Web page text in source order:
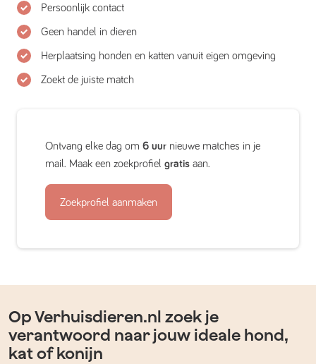
Persoonlijk contact
Geen handel in dieren
Herplaatsing honden en katten vanuit eigen omgeving
Zoekt de juiste match
Ontvang elke dag om 6 uur nieuwe matches in je
mail. Maak een zoekprofiel gratis aan.
Zoekprofiel aanmaken
Op Verhuisdieren.nl zoek je
verantwoord naar jouw ideale hond,
kat of konijn